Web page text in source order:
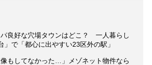
パ良好な穴場タウンはどこ？ 一人暮らし
」で「都心に出やすい23区外の駅」
像もしてなかった…」メゾネット物件なら